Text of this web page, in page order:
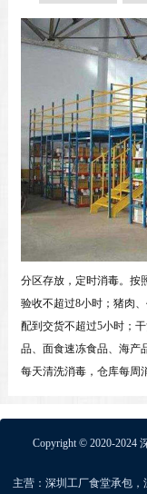
分区存放，定时消毒。按
验收不超过8小时；猪肉
配到交货不超过5小时；
品、面食速冻食品、海产
每天清洗消毒，仓库每周
Copyright © 2020-2024
主营： 深圳工厂食堂承包，